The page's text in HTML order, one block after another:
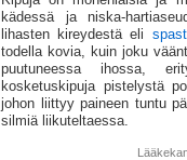
kädessä ja niska-
lihasten kireydestä eli
todella kovia, kuin joku
puutuneessa ihossa,
kosketuskipuja pistelystä
johon liittyy paineen tuntu
silmiä liikuteltaessa.